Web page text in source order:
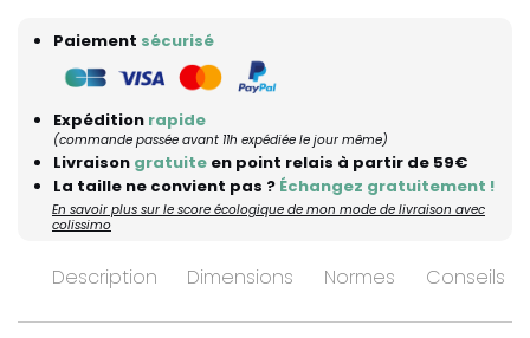
Paiement sécurisé
Expédition rapide
(commande passée avant 11h expédiée le jour même)
Livraison gratuite en point relais à partir de 59€
La taille ne convient pas ? Échangez gratuitement !
En savoir plus sur le score écologique de mon mode de livraison avec
colissimo
Description Dimensions Normes Conseils